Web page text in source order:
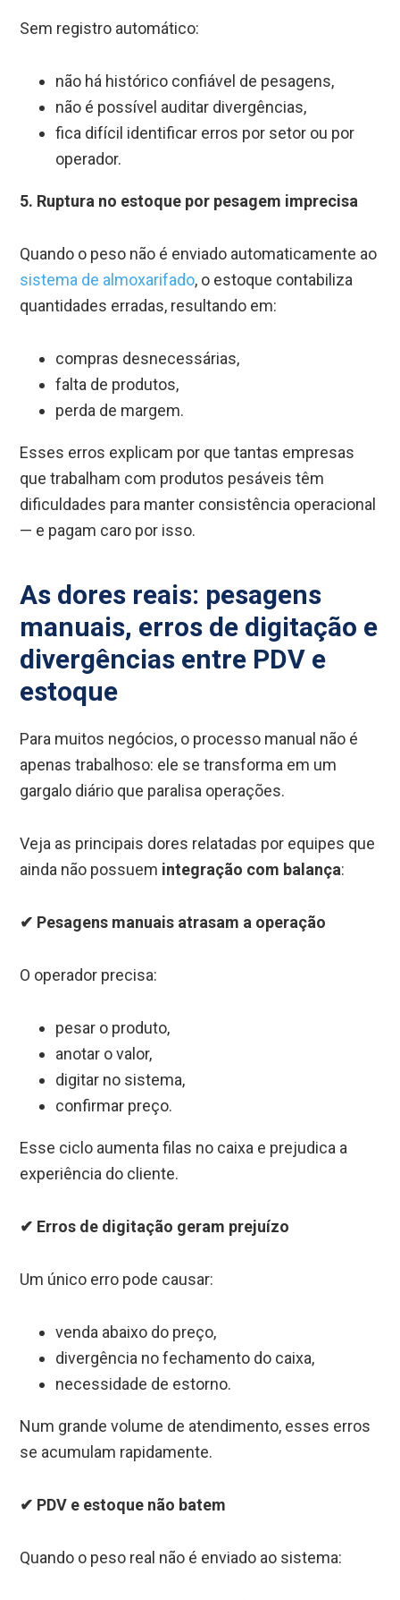
Sem registro automático:
não há histórico confiável de pesagens,
não é possível auditar divergências,
fica difícil identificar erros por setor ou por
operador.
5. Ruptura no estoque por pesagem imprecisa
Quando o peso não é enviado automaticamente ao
sistema de almoxarifado, o estoque contabiliza
quantidades erradas, resultando em:
compras desnecessárias,
falta de produtos,
perda de margem.
Esses erros explicam por que tantas empresas
que trabalham com produtos pesáveis têm
dificuldades para manter consistência operacional
— e pagam caro por isso.
As dores reais: pesagens
manuais, erros de digitação e
divergências entre PDV e
estoque
Para muitos negócios, o processo manual não é
apenas trabalhoso: ele se transforma em um
gargalo diário que paralisa operações.
Veja as principais dores relatadas por equipes que
ainda não possuem integração com balança:
✔ Pesagens manuais atrasam a operação
O operador precisa:
pesar o produto,
anotar o valor,
digitar no sistema,
confirmar preço.
Esse ciclo aumenta filas no caixa e prejudica a
experiência do cliente.
✔ Erros de digitação geram prejuízo
Um único erro pode causar:
venda abaixo do preço,
divergência no fechamento do caixa,
necessidade de estorno.
Num grande volume de atendimento, esses erros
se acumulam rapidamente.
✔ PDV e estoque não batem
Quando o peso real não é enviado ao sistema: